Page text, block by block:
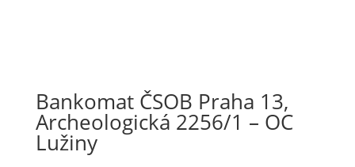
Bankomat ČSOB Praha 13,
Archeologická 2256/1 – OC
Lužiny